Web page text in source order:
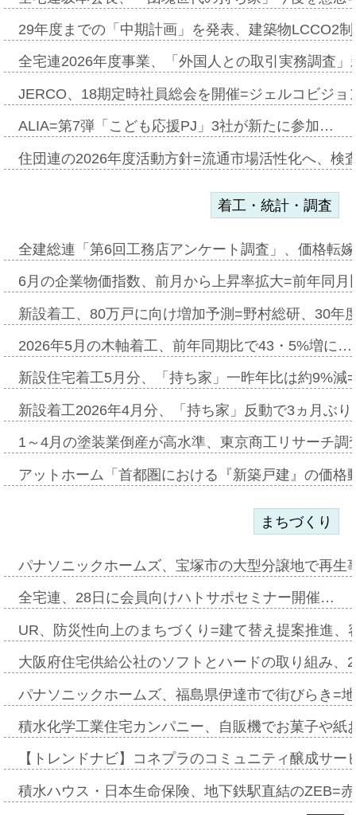
29年度までの「中期計画」を発表、建築物LCCO2
全宅連2026年度事業、「外国人との取引実務調査
JERCO、18期定時社員総会を開催=ジェルコビジ
ALIA=第7弾「こども応援PJ」3社が新たに参加…
住団連の2026年度活動方針=流通市場活性化へ、検
着工・統計・調査
全建総連「第6回工務店アンケート調査」、価格転
6月の企業物価指数、前月から上昇率拡大=前年同
新設着工、80万戸に向け増加予測=野村総研、30年
2026年5月の木軸着工、前年同期比で43・5%増に…
新設住宅着工5月分、「持ち家」一昨年比は約9%
新設着工2026年4月分、「持ち家」反動で3ヵ月ぶ
1～4月の塗装業倒産が高水準、東京商工リサーチ
アットホーム「首都圏における『新築戸建』の価
まちづくり
パナソニックホームズ、宝塚市の大型分譲地で再
全宅連、28日に会員向けハトサポセミナー開催…
UR、防災性向上のまちづくり=建て替え提案推進
大阪府住宅供給公社のソフトとハードの取り組み
パナソニックホームズ、福島県伊達市で街びらき=
積水化学工業住宅カンパニー、自販機でお菓子や
【トレンドナビ】コネプラのコミュニティ醸成サ
積水ハウス・日本生命保険、地下鉄駅直結のZEB=